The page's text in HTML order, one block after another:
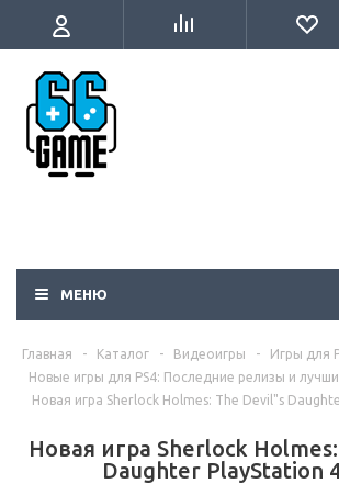
МЕНЮ
Главная - Каталог - Видеоигры - Игры для
Новые игры для PS4: Последние релизы и
Новая игра Sherlock Holmes: The Devil"s
Новая игра Sherlock
Daughter PlayStation